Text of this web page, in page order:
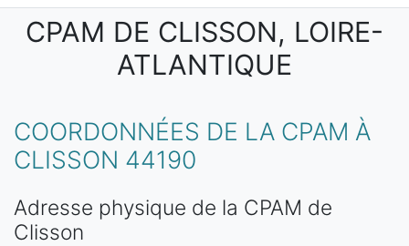
Aller au contenu principal
CPAM DE CLISSON, LOIRE-
ATLANTIQUE
COORDONNÉES DE LA CPAM À
CLISSON 44190
Adresse physique de la CPAM de
Clisson